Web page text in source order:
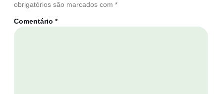
obrigatórios são marcados com *
Comentário *